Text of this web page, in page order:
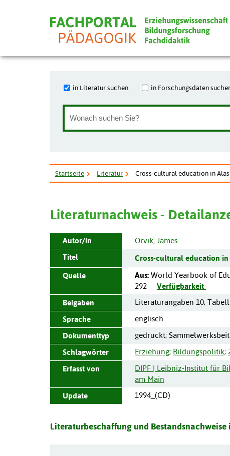
in Literatur suchen in Forschungsdaten
Startseite Literatur Cross-cultural education in
Literaturnachweis -
Autor/in
Orvik, James
Titel
Cross-cultural education in
Quelle Aus: World Yearbook of
292
Verfügbarkeit
Beigaben
Literaturangaben 10;
Sprache
englisch
Dokumenttyp
gedruckt;
Schlagwörter
Erziehung; Bildungspolitik;
Erfasst von
DIPF | Leibniz-Institut für
am Main
Update
1994_(CD)
Literaturbeschaffung und